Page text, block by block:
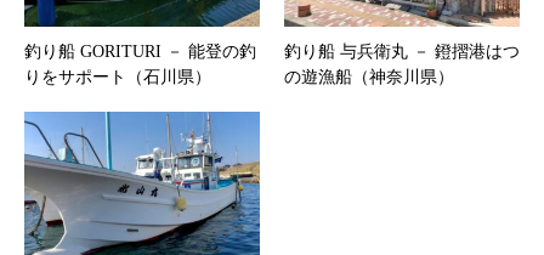
釣り船 GORITURI － 能登の釣
りをサポート（石川県）
釣り船 与兵衛丸 － 鐙摺港はつ
の遊漁船（神奈川県）